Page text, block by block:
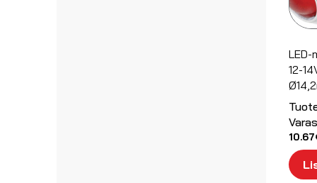
12-
10.67